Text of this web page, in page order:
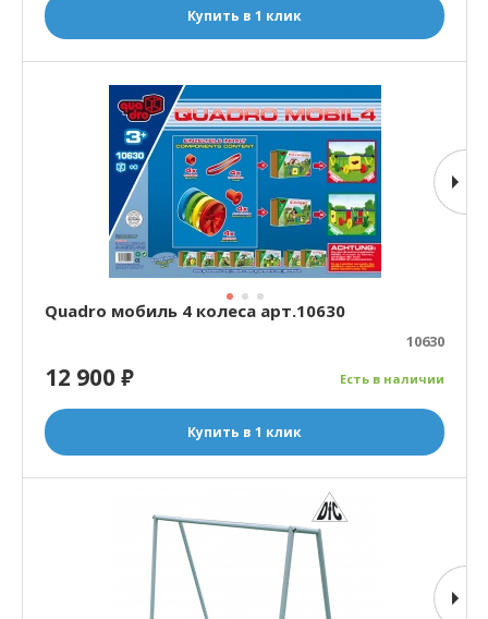
Купить в 1 клик
Quadro мобиль 4 колеса арт.10630
10630
Есть в наличии
12 900₽
Купить в 1 клик